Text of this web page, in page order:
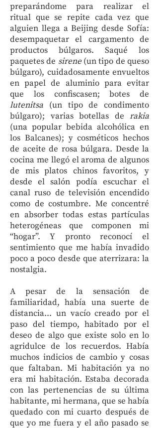
preparándome para realizar el
ritual que se repite cada vez que
alguien llega a Beijing desde Sofía:
desempaquetar el cargamento de
productos búlgaros. Saqué los
paquetes de sirene(un tipo de queso
búlgaro), cuidadosamente envueltos
en papel de aluminio para evitar
que los confiscasen; botes de
lutenitsa (un tipo de condimento
búlgaro); varias botellas de rakia
(una popular bebida alcohólica en
los Balcanes); y cosméticos hechos
de aceite de rosa búlgara. Desde la
cocina me llegó el aroma de algunos
de mis platos chinos favoritos, y
desde el salón podía escuchar el
canal ruso de televisión encendido
como de costumbre. Me concentré
en absorber todas estas partículas
heterogéneas que componen mi
“hogar”. Y pronto reconocí el
sentimiento que me había invadido
poco a poco desde que aterrizara: la
nostalgia.
A pesar de la sensación de
familiaridad, había una suerte de
distancia... un vacío creado por el
paso del tiempo, habitado por el
deseo de algo que existe solo en lo
agridulce de los recuerdos. Había
muchos indicios de cambio y cosas
que faltaban. Mi habitación ya no
era mi habitación. Estaba decorada
con las pertenencias de su última
habitante, mi hermana, que se había
quedado con mi cuarto después de
que yo me fuera y el año pasado se